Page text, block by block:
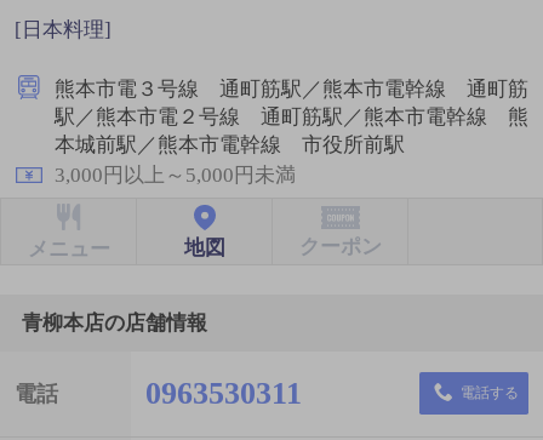
[日本料理]
熊本市電３号線 通町筋駅／熊本市電幹線 通町筋
駅／熊本市電２号線 通町筋駅／熊本市電幹線 熊
本城前駅／熊本市電幹線 市役所前駅
3,000円以上～5,000円未満
メニュー 地図 クーポン
青柳本店の店舗情報
電話 0963530311 電話する